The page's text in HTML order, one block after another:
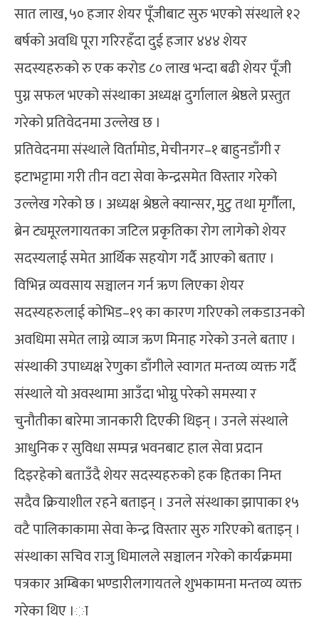
सात लाख, ५० हजार शेयर पूँजीबाट सुरु भएको संस्थाले १२
बर्षको अवधि पूरा गरिरहँदा दुई हजार ४४४ शेयर
सदस्यहरुको रु एक करोड ८० लाख भन्दा बढी शेयर पूँजी
पुग्न सफल भएको संस्थाका अध्यक्ष दुर्गालाल श्रेष्ठले प्रस्तुत
गरेको प्रतिवेदनमा उल्लेख छ ।
प्रतिवेदनमा संस्थाले विर्तामोड, मेचीनगर–१ बाहुनडाँगी र
इटाभट्टामा गरी तीन वटा सेवा केन्द्रसमेत विस्तार गरेको
उल्लेख गरेको छ । अध्यक्ष श्रेष्ठले क्यान्सर, मुटु तथा मृर्गौला,
ब्रेन ट्यमूरलगायतका जटिल प्रकृतिका रोग लागेको शेयर
सदस्यलाई समेत आर्थिक सहयोग गर्दै आएको बताए ।
विभिन्न व्यवसाय सञ्चालन गर्न ऋण लिएका शेयर
सदस्यहरुलाई कोभिड–१९ का कारण गरिएको लकडाउनको
अवधिमा समेत लाग्ने व्याज ऋण मिनाह गरेको उनले बताए ।
संस्थाकी उपाध्यक्ष रेणुका डाँगीले स्वागत मन्तव्य व्यक्त गर्दै
संस्थाले यो अवस्थामा आउँदा भोग्नु परेको समस्या र
चुनौतीका बारेमा जानकारी दिएकी थिइन् । उनले संस्थाले
आधुनिक र सुविधा सम्पन्न भवनबाट हाल सेवा प्रदान
दिइरहेको बताउँदै शेयर सदस्यहरुको हक हितका निम्त
सदैव क्रियाशील रहने बताइन् । उनले संस्थाका झापाका १५
वटै पालिकाकामा सेवा केन्द्र विस्तार सुरु गरिएको बताइन् ।
संस्थाका सचिव राजु धिमालले सञ्चालन गरेको कार्यक्रममा
पत्रकार अम्बिका भण्डारीलगायतले शुभकामना मन्तव्य व्यक्त
गरेका थिए ।ा